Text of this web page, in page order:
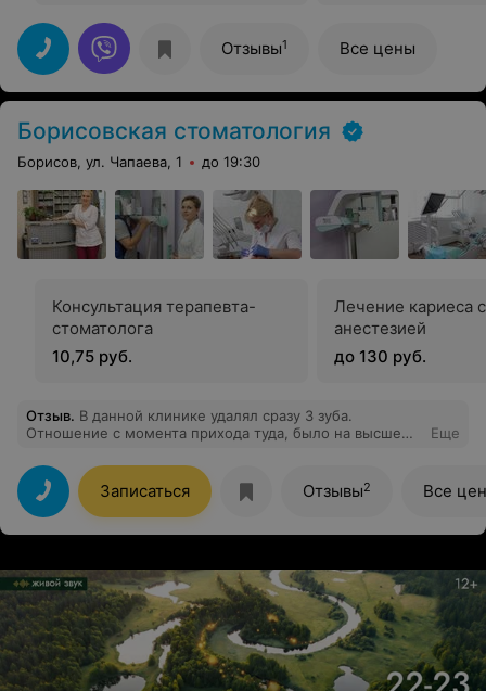
Отзывы1 Все цены
Борисовская стоматология
Борисов, ул. Чапаева, 1 до 19:30
Консультация терапевта-
стоматолога
10,75 руб.
Лечение кариеса с
анестезией
до 130 руб.
Отзыв. В данной клинике удалял сразу 3 зуба.
Отношение с момента прихода туда, было на высше
кабинете, всё объясняли доходчиво, мягко, с
уважением , такое встречается очень и очень редко в
сегодняшнем мире. Особую благодарность и
признательность хочется выразить врачу-хирургу Б. и
его ассистентке Светлане. Просто шикарно выполнили
этой клиники.
Еще
Записаться Отзывы2 Все